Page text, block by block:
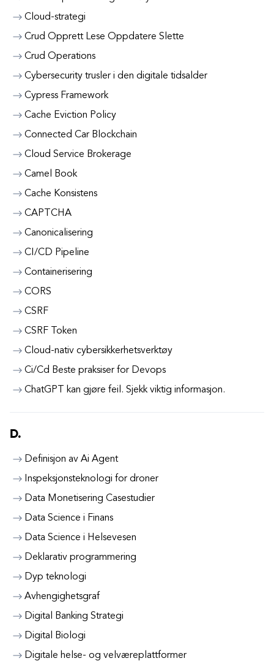
Cloud-strategi
Crud Opprett Lese Oppdatere Slette
Crud Operations
Cybersecurity trusler i den digitale tidsalder
Cypress Framework
Cache Eviction Policy
Connected Car Blockchain
Cloud Service Brokerage
Camel Book
Cache Konsistens
CAPTCHA
Canonicalisering
CI/CD Pipeline
Containerisering
CORS
CSRF
CSRF Token
Cloud-nativ cybersikkerhetsverktøy
Ci/Cd Beste praksiser for Devops
ChatGPT kan gjøre feil. Sjekk viktig informasjon.
D.
Definisjon av Ai Agent
Inspeksjonsteknologi for droner
Data Monetisering Casestudier
Data Science i Finans
Data Science i Helsevesen
Deklarativ programmering
Dyp teknologi
Avhengighetsgraf
Digital Banking Strategi
Digital Biologi
Digitale helse- og velværeplattformer